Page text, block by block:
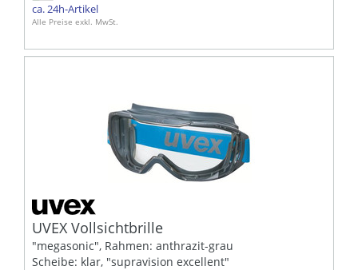
ca. 24h-Artikel
Alle Preise exkl. MwSt.
UVEX Vollsichtbrille
"megasonic", Rahmen: anthrazit-grau
Scheibe: klar, "supravision excellent"